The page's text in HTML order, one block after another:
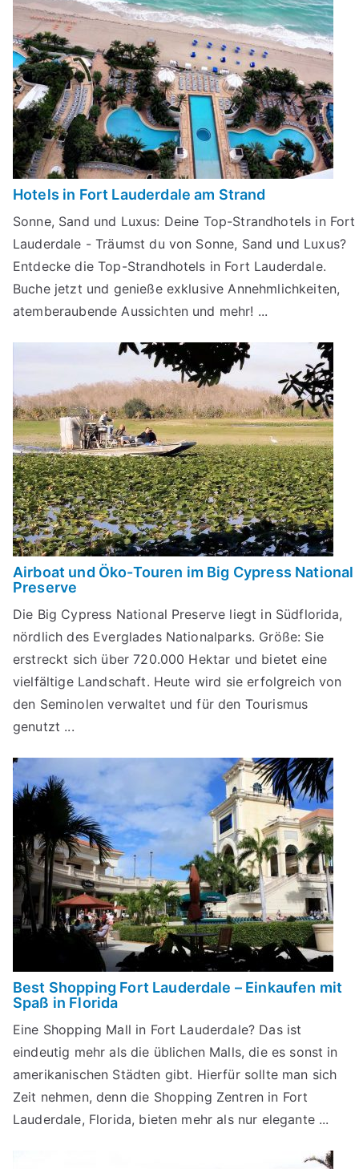
Hotels in Fort Lauderdale am Strand
Sonne, Sand und Luxus: Deine Top-Strandhotels in Fort
Lauderdale - Träumst du von Sonne, Sand und Luxus?
Entdecke die Top-Strandhotels in Fort Lauderdale.
Buche jetzt und genieße exklusive Annehmlichkeiten,
atemberaubende Aussichten und mehr! ...
Airboat und Öko-Touren im Big Cypress National
Preserve
Die Big Cypress National Preserve liegt in Südflorida,
nördlich des Everglades Nationalparks. Größe: Sie
erstreckt sich über 720.000 Hektar und bietet eine
vielfältige Landschaft. Heute wird sie erfolgreich von
den Seminolen verwaltet und für den Tourismus
genutzt ...
Best Shopping Fort Lauderdale – Einkaufen mit
Spaß in Florida
Eine Shopping Mall in Fort Lauderdale? Das ist
eindeutig mehr als die üblichen Malls, die es sonst in
amerikanischen Städten gibt. Hierfür sollte man sich
Zeit nehmen, denn die Shopping Zentren in Fort
Lauderdale, Florida, bieten mehr als nur elegante ...